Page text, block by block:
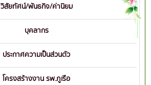
วิสัยทัศน์/พันธกิจ/ค่านิยม
บุคลากร
ประกาศความเป็นส่วนตัว
โครงสร้างงาน รพ.ภูเรือ